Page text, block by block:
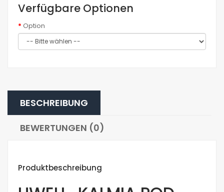
Verfügbare Optionen
Option
BESCHREIBUNG
BEWERTUNGEN (0)
Produktbeschreibung